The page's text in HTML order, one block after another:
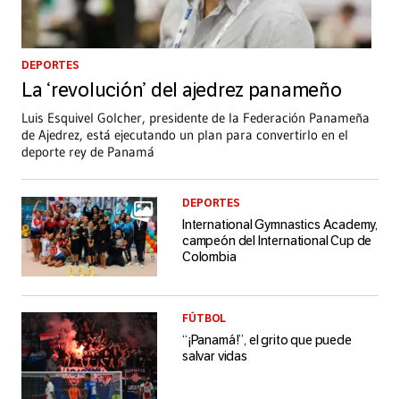
DEPORTES
La ‘revolución’ del ajedrez panameño
Luis Esquivel Golcher, presidente de la Federación Panameña
de Ajedrez, está ejecutando un plan para convertirlo en el
deporte rey de Panamá
DEPORTES
International Gymnastics Academy,
campeón del International Cup de
Colombia
FÚTBOL
“¡Panamá!”, el grito que puede
salvar vidas